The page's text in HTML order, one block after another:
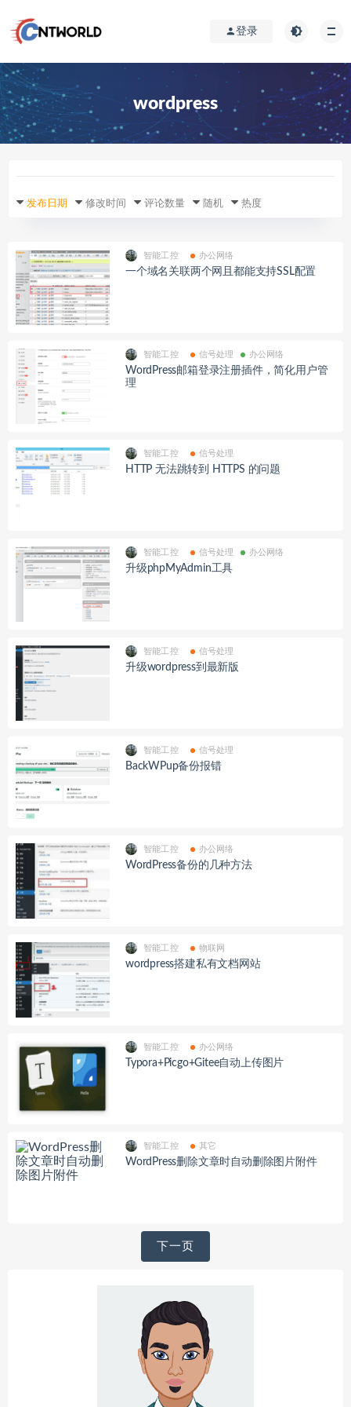
登录
wordpress
发布日期 修改时间 评论数量 随机 热度
智能工控 办公网络
一个域名关联两个网且都能支持SSL配置
智能工控 信号处理 办公网络
WordPress邮箱登录注册插件，简化用户管
理
智能工控 信号处理
HTTP 无法跳转到 HTTPS 的问题
智能工控 信号处理 办公网络
升级phpMyAdmin工具
智能工控 信号处理
升级wordpress到最新版
智能工控 信号处理
BackWPup备份报错
智能工控 办公网络
WordPress备份的几种方法
智能工控 物联网
wordpress搭建私有文档网站
智能工控 办公网络
Typora+Picgo+Gitee自动上传图片
智能工控 其它
WordPress删除文章时自动删除图片附件
下一页